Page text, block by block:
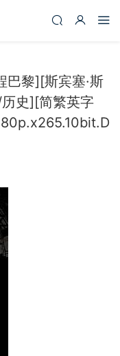
黎][斯宾塞·斯
史][简繁英字